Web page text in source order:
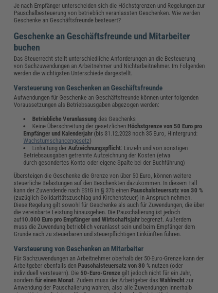
Je nach Empfänger unterscheiden sich die Höchstgrenzen und Regelungen zur
Pauschalbesteuerung von betrieblich veranlassten Geschenken. Wie werden
Geschenke an Geschäftsfreunde besteuert?
Geschenke an Geschäftsfreunde und Mitarbeiter
buchen
Das Steuerrecht stellt unterschiedliche Anforderungen an die Besteuerung
von Sachzuwendungen an Arbeitnehmer und Nichtarbeitnehmer. Im Folgenden
werden die wichtigsten Unterschiede dargestellt.
Versteuerung von Geschenken an Geschäftsfreunde
Aufwendungen für Geschenke an Geschäftsfreunde können unter folgenden
Voraussetzungen als Betriebsausgaben abgezogen werden:
Betriebliche Veranlassung des Geschenks
Keine Überschreitung der gesetzlichen Höchstgrenze von 50 Euro pro
Empfänger und Kalenderjahr (bis 31.12.2023 noch 35 Euro, Hintergrund:
Wachstumschancengesetz)
Einhaltung der Aufzeichnungspflicht: Einzeln und von sonstigen
Betriebsausgaben getrennte Aufzeichnung der Kosten (etwa
durch gesondertes Konto oder eigene Spalte bei der Buchführung)
Übersteigen die Geschenke die Grenze von über 50 Euro, können weitere
steuerliche Belastungen auf den Beschenkten dazukommen. In diesem Fall
kann der Zuwendende nach EStG in § 37b einen Pauschalsteuersatz von 30 %
(zuzüglich Solidaritätszuschlag und Kirchensteuer) in Anspruch nehmen.
Diese Regelung gilt sowohl für Geschenke als auch für Zuwendungen, die über
die vereinbarte Leistung hinausgehen. Die Pauschalierung ist jedoch
auf10.000 Euro pro Empfänger und Wirtschaftsjahr begrenzt. Außerdem
muss die Zuwendung betrieblich veranlasst sein und beim Empfänger dem
Grunde nach zu steuerbaren und steuerpflichtigen Einkünften führen.
Versteuerung von Geschenken an Mitarbeiter
Für Sachzuwendungen an Arbeitnehmer oberhalb der 50-Euro-Grenze kann der
Arbeitgeber ebenfalls den Pauschalsteuersatz von 30 % nutzen (oder
individuell versteuern). Die 50-Euro-Grenze gilt jedoch nicht für ein Jahr,
sondernfür einen Monat. Zudem muss der Arbeitgeber dasWahlrecht zur
Anwendung der Pauschalierung wahren, also alle Zuwendungen innerhalb